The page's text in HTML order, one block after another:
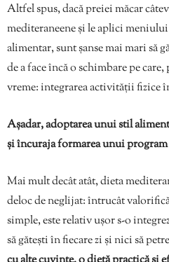
Altfel spus, dacă preiei măcar
mediteraneene și le aplici
alimentar, sunt șanse mai mari să
de a face încă o schimbare pe
vreme: integrarea activității fizice
Așadar, adoptarea unui stil
și încuraja formarea unui
Mai mult decât atât, dieta
deloc de neglijat: întrucât
simple, este relativ ușor s-o
să gătești în fiecare zi și nici să